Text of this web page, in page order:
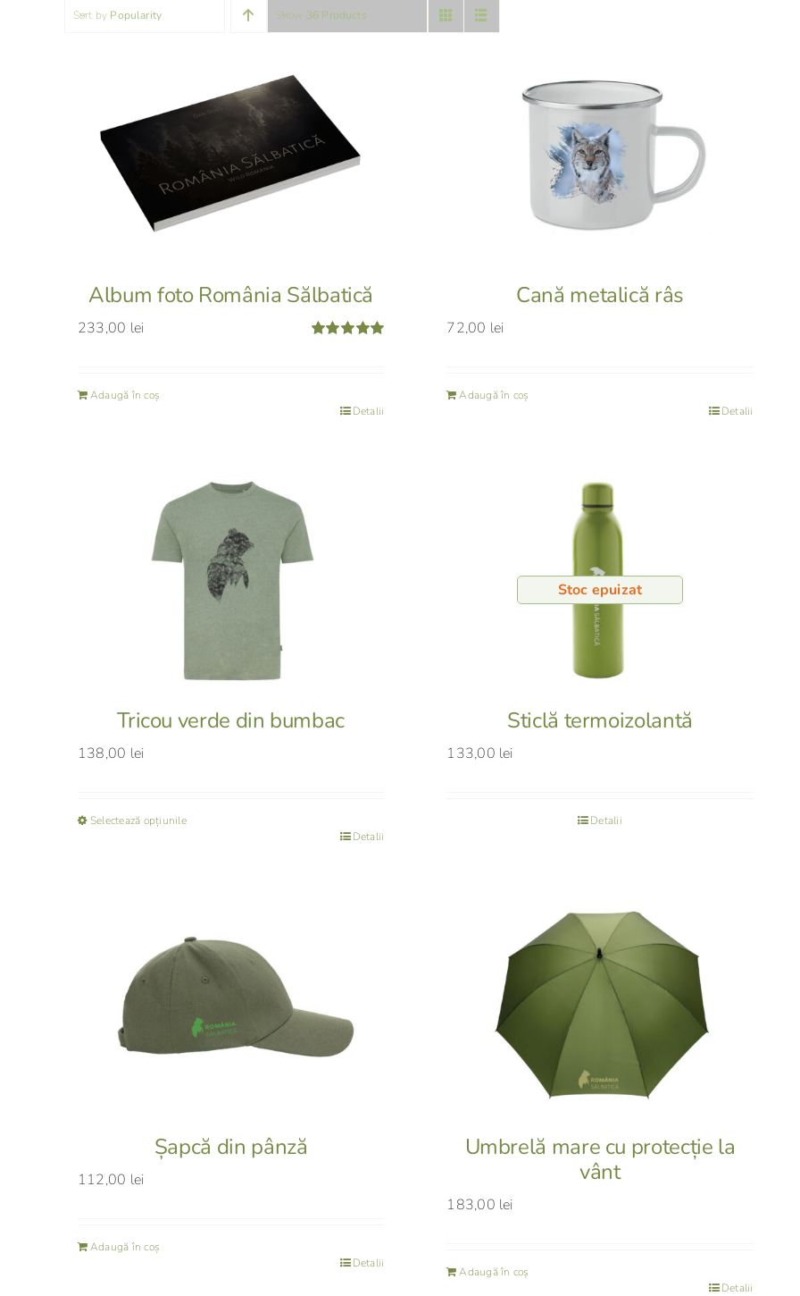
Sort by Popularity Show 36 Products
Album foto România Sălbatică
233,00 lei
Adaugă în coș
Detalii
Cană metalică râs
72,00 lei
Adaugă în coș
Detalii
Tricou verde din bumbac
138,00 lei
Selectează opțiunile
Opțiunile
Detalii
Stoc epuizat
Sticlă termoizolantă
133,00 lei
Detalii
Șapcă din pânză
112,00 lei
Adaugă în coș
Detalii
Umbrelă mare cu protecție la
vânt
183,00 lei
Adaugă în coș
Detalii